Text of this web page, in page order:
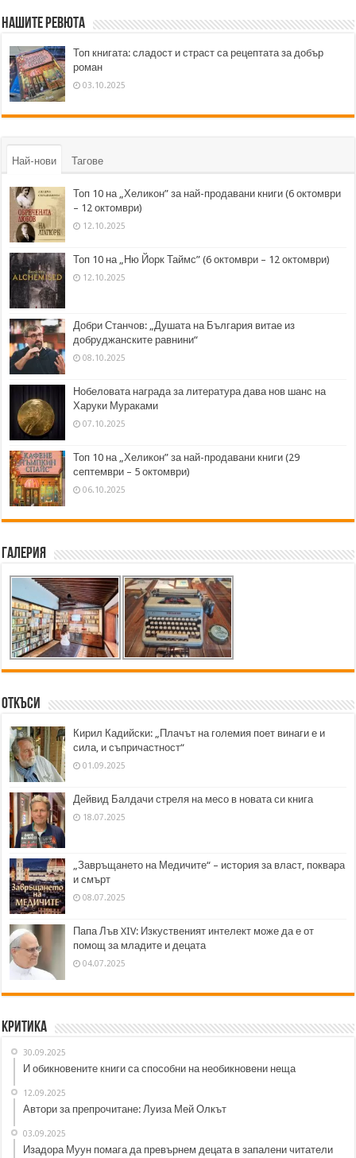
Нашите ревюта
Топ книгата: сладост и страст са рецептата за добър
роман
03.10.2025
Най-нови Тагове
Топ 10 на „Хеликон” за най-продавани книги (6 октомври
– 12 октомври)
12.10.2025
Топ 10 на „Ню Йорк Таймс” (6 октомври – 12 октомври)
12.10.2025
Добри Станчов: „Душата на България витае из
добруджанските равнини“
08.10.2025
Нобеловата награда за литература дава нов шанс на
Харуки Мураками
07.10.2025
Топ 10 на „Хеликон” за най-продавани книги (29
септември – 5 октомври)
06.10.2025
Галерия
Откъси
Кирил Кадийски: „Плачът на големия поет винаги е и
сила, и съпричастност“
01.09.2025
Дейвид Балдачи стреля на месо в новата си книга
18.07.2025
„Завръщането на Медичите“ – история за власт, поквара
и смърт
08.07.2025
Папа Лъв XIV: Изкуственият интелект може да е от
помощ за младите и децата
04.07.2025
Критика
30.09.2025
И обикновените книги са способни на необикновени неща
12.09.2025
Автори за препрочитане: Луиза Мей Олкът
03.09.2025
Изадора Муун помага да превърнем децата в запалени читатели